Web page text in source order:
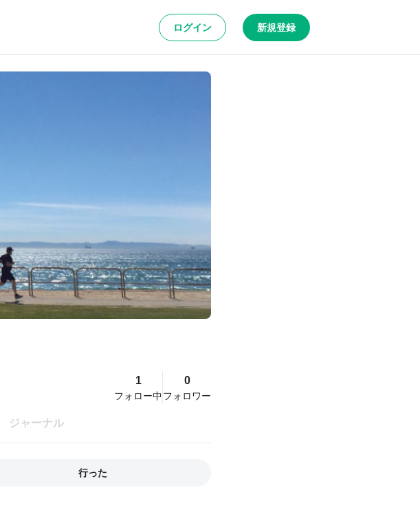
ログイン 新規登録
1
フォロー中
0
フォロワー
ジャーナル
行った